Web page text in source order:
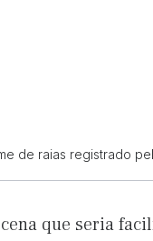
de raias registrado
que seria